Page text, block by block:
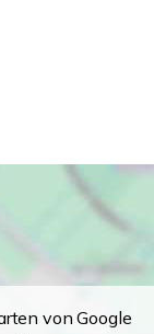
von Google